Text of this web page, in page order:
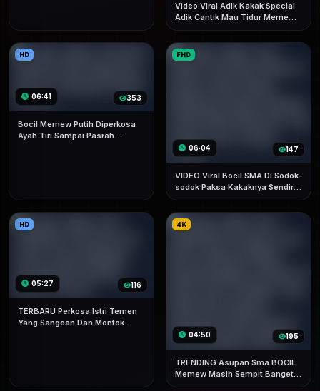
Video Viral Adik Kakak Special
Adik Cantik Mau Tidur Memew
Di Kobel-kobel Kakanya Sampai
Becek Best Asupan Malam
HD
06:41 353
Bocil Memew Putih Diperkosa
Ayah Tiri Sampai Pasrah
FHD
06:04 147
VIDEO Viral Bocil SMA Di Sodok-
sodok Paksa Kakaknya Sendiri
Sampai Lemas Minta Berhenti
Tapi Di Gas Terus Tanpa
Ampun
HD
05:27 116
TERBARU Perkosa Istri Temen
Yang Sangean Dan Montok
4K
04:50 195
TRENDING Asupan Sma BOCIL
Memew Masih Sempit Banget
Tembem Di Ewew Dan Di Mainin